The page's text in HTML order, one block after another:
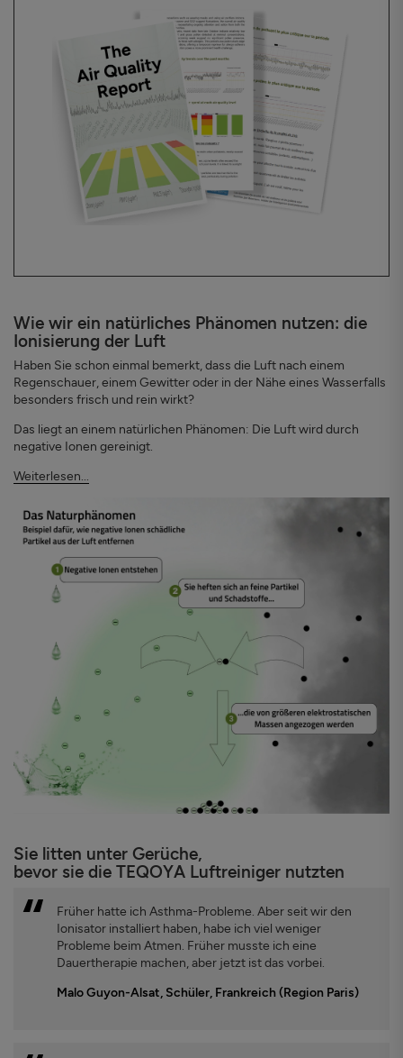
Wie wir ein natürliches Phänomen nutzen: die
Ionisierung der Luft
Haben Sie schon einmal bemerkt, dass die Luft nach einem
Regenschauer, einem Gewitter oder in der Nähe eines Wasserfalls
besonders frisch und rein wirkt?
Das liegt an einem natürlichen Phänomen: Die Luft wird durch
negative Ionen gereinigt.
Weiterlesen...
Sie litten unter Gerüche,
bevor sie die TEQOYA Luftreiniger nutzten
Früher hatte ich Asthma-Probleme. Aber seit wir den
Ionisator installiert haben, habe ich viel weniger
Probleme beim Atmen. Früher musste ich eine
Dauertherapie machen, aber jetzt ist das vorbei.
Malo Guyon-Alsat, Schüler, Frankreich (Region Paris)